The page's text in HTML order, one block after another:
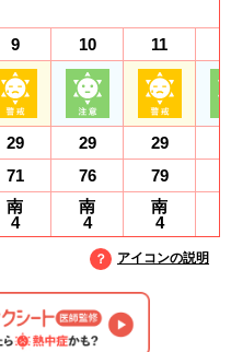
9
29
71
南
4
10
29
76
南
4
11
29
79
南
4
アイコンの説明